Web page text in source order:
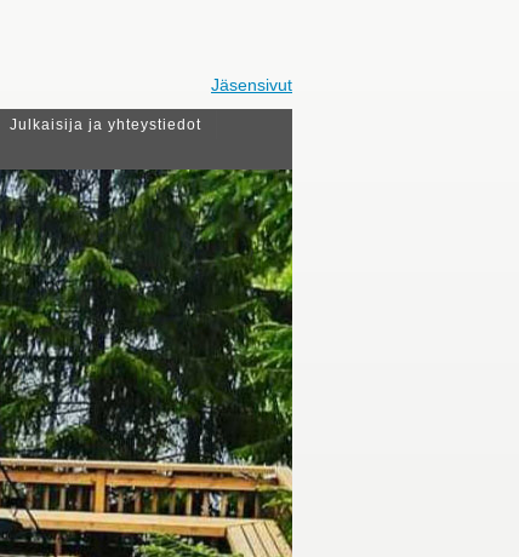
Jäsensivut
Julkaisija ja yhteystiedot